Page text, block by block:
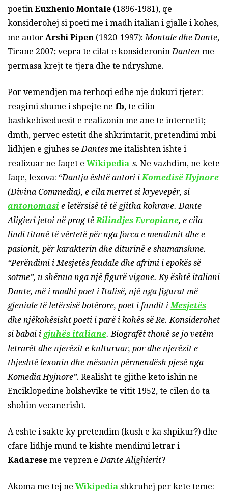
poetin Euxhenio Montale (1896-1981), qe
konsiderohej si poeti me i madh italian i gjalle i kohes,
me autor Arshi Pipen (1920-1997): Montale dhe Dante,
Tirane 2007; vepra te cilat e konsideronin Danten me
permasa krejt te tjera dhe te ndryshme.
Por vemendjen ma terhoqi edhe nje dukuri tjeter:
reagimi shume i shpejte ne fb, te cilin
bashkebiseduesit e realizonin me ane te internetit;
dmth, pervec estetit dhe shkrimtarit, pretendimi mbi
lidhjen e gjuhes se Dantes me italishten ishte i
realizuar ne faqet e Wikipedia-s. Ne vazhdim, ne kete
faqe, lexova: “Dantja është autori i Komedisë Hyjnore
(Divina Commedia), e cila merret si kryevepër, si
antonomasi e letërsisë të të gjitha kohrave. Dante
Aligieri jetoi në prag të Rilindjes Evropiane, e cila
lindi titanë të vërtetë për nga forca e mendimit dhe e
pasionit, për karakterin dhe diturinë e shumanshme.
“Perëndimi i Mesjetës feudale dhe afrimi i epokës së
sotme”, u shënua nga një figurë vigane. Ky është italiani
Dante, më i madhi poet i Italisë, një nga figurat më
gjeniale të letërsisë botërore, poet i fundit i Mesjetës
dhe njëkohësisht poeti i parë i kohës së Re. Konsiderohet
si babai i gjuhës italiane. Biografët thonë se jo vetëm
letrarët dhe njerëzit e kulturuar, por dhe njerëzit e
thjeshtë lexonin dhe mësonin përmendësh pjesë nga
Komedia Hyjnore”. Realisht te gjithe keto ishin ne
Enciklopedine bolshevike te vitit 1952, te cilen do ta
shohim vecanerisht.
A eshte i sakte ky pretendim (kush e ka shpikur?) dhe
cfare lidhje mund te kishte mendimi letrar i
Kadarese me vepren e Dante Alighierit?
Akoma me tej ne Wikipedia shkruhej per kete teme: